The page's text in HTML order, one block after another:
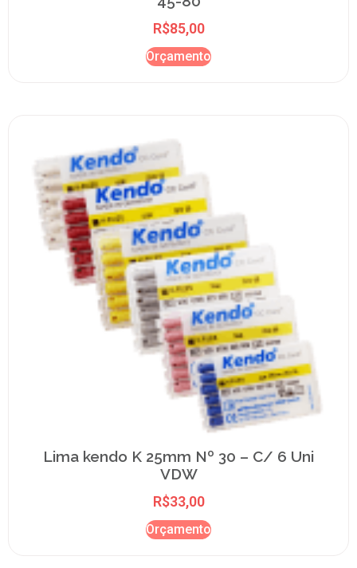
R$85,00
Orçamento
Lima kendo K 25mm Nº 30 – C/ 6 Uni
VDW
R$33,00
Orçamento